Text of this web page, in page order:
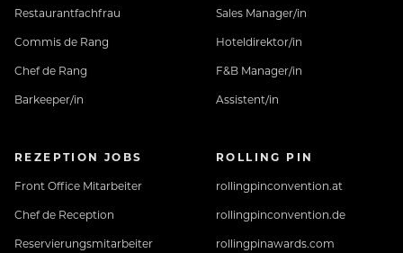
Restaurantfachfrau
Commis de Rang
Chef de Rang
Barkeeper/in
Sales Manager/in
Hoteldirektor/in
F&B Manager/in
Assistent/in
REZEPTION JOBS
Front Office Mitarbeiter
Chef de Reception
Reservierungsmitarbeiter
ROLLING PIN
rollingpinconvention.at
rollingpinconvention.de
rollingpinawards.com